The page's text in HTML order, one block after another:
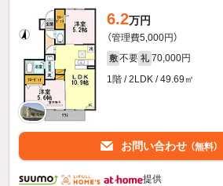
6.2万円
（管理費5,000円）
敷 不要 礼 70,000円
1階 / 2LDK / 49.69㎡
お問い合わせ （無料）
提供